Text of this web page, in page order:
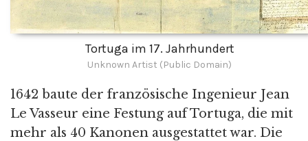
Tortuga im 17. Jahrhundert
Unknown Artist (Public Domain)
1642 baute der französische Ingenieur Jean
Le Vasseur eine Festung auf Tortuga, die mit
mehr als 40 Kanonen ausgestattet war. Die